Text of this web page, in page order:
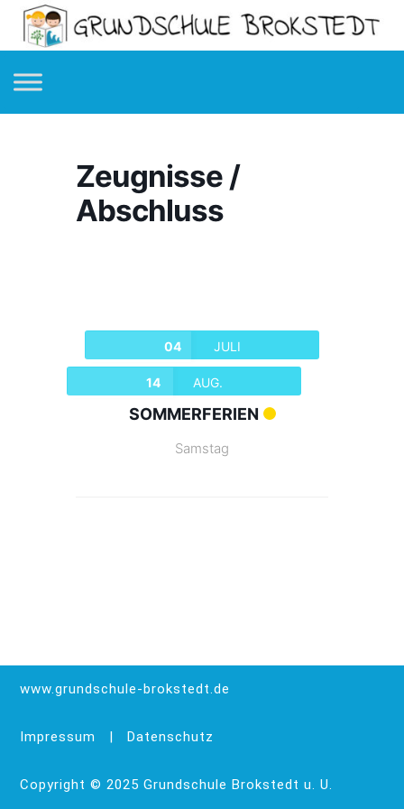
Zeugnisse /
Abschluss
04 JULI
14 AUG.
SOMMERFERIEN
Samstag
www.grundschule-brokstedt.de
Impressum |Datenschutz
Copyright © 2025 Grundschule Brokstedt u. U.